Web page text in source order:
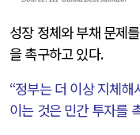
성장 정체와 부채 문제
을 촉구하고 있다.
“정부는 더 이상 지체해
이는 것은 민간 투자를